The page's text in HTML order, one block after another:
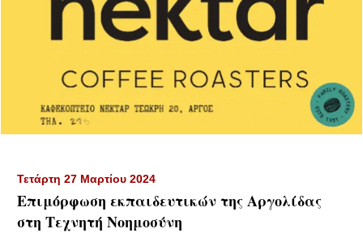
Τετάρτη 27 Μαρτίου 2024
Επιμόρφωση εκπαιδευτικών της Αργολίδας
στη Τεχνητή Νοημοσύνη